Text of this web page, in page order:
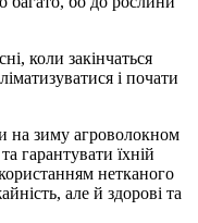
коли закінчаться
і почати
на зиму агроволокном
гарантувати їхній
нетканого
але й здорові та